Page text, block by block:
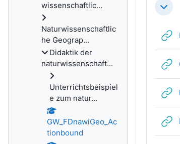
wissenschaftlic...
Naturwissenschaftlic
he Geograp...
Didaktik der
naturwissenschaft...
Unterrichtsbeispiel
e zum natur...
GW_FDnawiGeo_Ac
tionbound